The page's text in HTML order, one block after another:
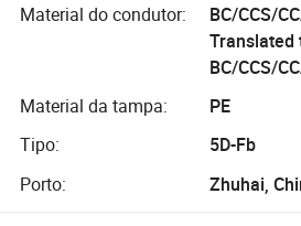
Material do condutor:
BC/CCS/
Translated
BC/CCS/
Material da tampa:
PE
Tipo:
5D-Fb
Porto:
Zhuhai,